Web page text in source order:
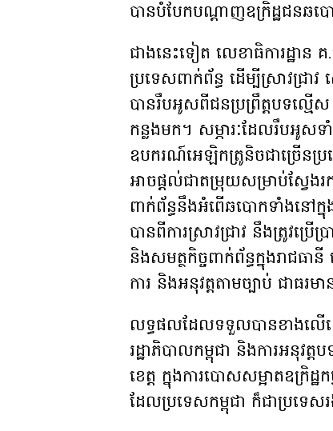
បានបំបែកបណ្តាញឧក្រិដ្ឋជនឆ
ជាងនេះទៀត លេខាធិការដ្ឋាន
ប្រទេសពាក់ព័ន្ធ ដើម្បីស្រាវជ្រ
បានរឹបអូសពីជនប្រព្រឹត្តបទល្មើស
កន្លងមក។ សម្ភារៈដែលរឹបអូស
ឧបករណ៍អេឡិកត្រូនិចជាច្រើនប្
អាចផ្តល់ជាតម្រុយសម្រាប់ស្វែងរ
ពាក់ព័ន្ធនឹងអំពើឆបោកទាំងនៅ
បានពីការស្រាវជ្រាវ នឹងត្រូវប្
និងសមត្ថកិច្ចពាក់ព័ន្ធក្នុងរាជធា
ការ និងអនុវត្តតាមច្បាប់ ជាធរមា
លទ្ធផលដែលទទួលបានខាងលើន
រដ្ឋាភិបាលកម្ពុជា និងការអនុវត្
ខេត្ត ក្នុងការបោសសម្អាតឧក្រិដ្
ដែលប្រទេសកម្ពុជា ក៏ជាប្រទេសរ